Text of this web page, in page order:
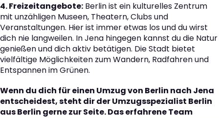
4. Freizeitangebote: Berlin ist ein kulturelles Zentrum
mit unzähligen Museen, Theatern, Clubs und
Veranstaltungen. Hier ist immer etwas los und du wirst
dich nie langweilen. In Jena hingegen kannst du die Natur
genießen und dich aktiv betätigen. Die Stadt bietet
vielfältige Möglichkeiten zum Wandern, Radfahren und
Entspannen im Grünen.
Wenn du dich für einen Umzug von Berlin nach Jena
entscheidest, steht dir der Umzugsspezialist Berlin
aus Berlin gerne zur Seite. Das erfahrene Team